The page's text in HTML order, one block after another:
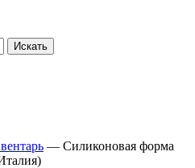
Искать
— Силиконовая форма